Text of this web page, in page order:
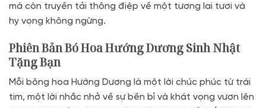
mà còn truyền tải thông điệp về một tương lai tươi và
hy vọng không ngừng.
Phiên Bản Bó Hoa Hướng Dương Sinh Nhật
Tặng Bạn
Mỗi bông hoa Hướng Dương là một lời chúc phúc từ trái
tim, một lời nhắc nhở về sự bền bỉ và khát vọng vươn lên